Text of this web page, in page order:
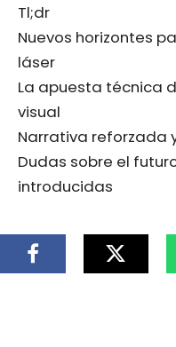
Tl;dr
Nuevos horizontes
láser
La apuesta técnica
visual
Narrativa reforzada
Dudas sobre el
introducidas